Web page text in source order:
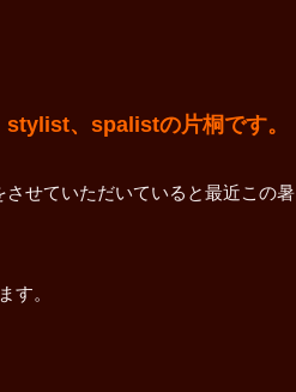
、spalistの片桐です。
せていただいていると最近この暑
す。